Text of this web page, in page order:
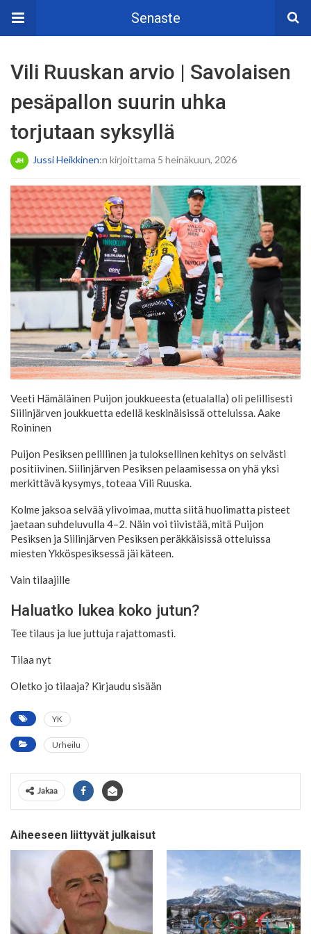
Senaste
Vili Ruuskan arvio | Savolaisen
pesäpallon suurin uhka
torjutaan syksyllä
Jussi Heikkinen:n kirjoittama 5 heinäkuun, 2026
Veeti Hämäläinen Puijon joukkueesta (etualalla) oli pelillisesti
Siilinjärven joukkuetta edellä keskinäisissä otteluissa.Aake
Roininen
Puijon Pesiksen pelillinen ja tuloksellinen kehitys on selvästi
positiivinen. Siilinjärven Pesiksen pelaamisessa on yhä yksi
merkittävä kysymys, toteaa Vili Ruuska.
Kolme jaksoa selvää ylivoimaa, mutta siitä huolimatta pisteet
jaetaan suhdeluvulla 4–2. Näin voi tiivistää, mitä Puijon
Pesiksen ja Siilinjärven Pesiksen peräkkäisissä otteluissa
miesten Ykköspesiksessä jäi käteen.
Vain tilaajille
Haluatko lukea koko jutun?
Tee tilaus ja lue juttuja rajattomasti.
Tilaa nyt
Oletko jo tilaaja? Kirjaudu sisään
YK
Urheilu
Jakaa
Aiheeseen liittyvät julkaisut